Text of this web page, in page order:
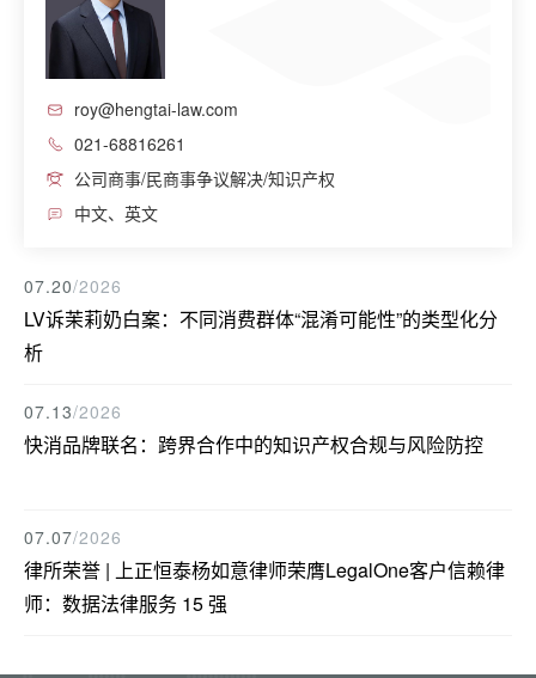
roy@hengtai-law.com
021-68816261
公司商事/民商事争议解决/知识产权
中文、英文
07.20/2026
LV诉茉莉奶白案：不同消费群体“混淆可能性”的类型化分
析
07.13/2026
快消品牌联名：跨界合作中的知识产权合规与风险防控
07.07/2026
律所荣誉 | 上正恒泰杨如意律师荣膺LegalOne客户信赖律
师：数据法律服务 15 强